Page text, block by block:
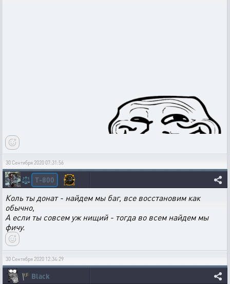
30 Сентября 2020 07:31:56
⚖️ T-800
Коль ты донат - найдем мы баг, все восстановим как
обычно,
А если ты совсем уж нищий - тогда во всем найдем мы
фичу.
30 Сентября 2020 12:34:29
🏴 Black